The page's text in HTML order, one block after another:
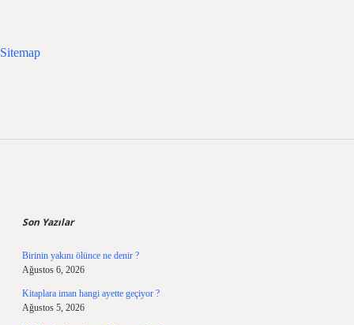
Sitemap
Son Yazılar
Birinin yakını ölünce ne denir ?
Ağustos 6, 2026
Kitaplara iman hangi ayette geçiyor ?
Ağustos 5, 2026